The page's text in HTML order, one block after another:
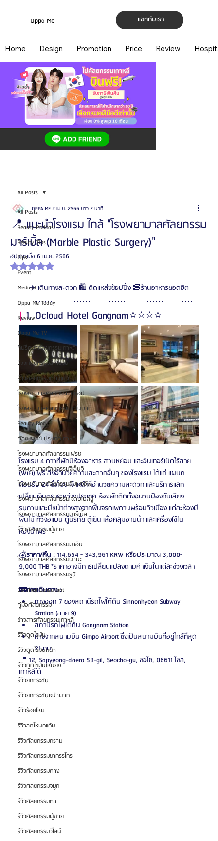
แชทกับเรา
Oppa Me
Home Design Promotion Price Review
All Posts
Beauty Podcast
Beauty Tips
Tips
Event
Medical
Oppa Me Today
Review
Oppa Me TV
ที่ปรึกษาศัลยกรรมเกาหลี
รีวิวศัลยกรรมฉีดไขมัน
รีวิวศัลยกรรมดูดไขมัน
โรงพยาบาลศัลยกรรมเอท็อป
โรงพยาบาลศัลยกรรมบาโนบากิ
Beauty Blog
ศัลยแพทย์ ประเทศเกาหลี
โรงพยาบาลศัลยกรรมเฟรช
โรงพยาบาลศัลยกรรมจีเอ็นจี
โรงพยาบาลศัลยกรรมอิมเมจอัพ
โรงพยาบาลศัลยกรรมเจดับเบิลยู
โรงพยาบาลศัลยกรรมมาร์เบิ้ล
รีวิวศัลยกรรมผู้ชาย
โรงพยาบาลศัลยกรรมมาอิน
โรงพยาบาลศัลยกรรมนานะ
โรงพยาบาลศัลยกรรมรูบี
Certified Consultant
คู่มือศัลยกรรม
ข่าวสารศัลยกรรมเกาหลี
รีวิวดูดไขมัน
รีวิวดูดไขมันหน้า
รีวิวดูดไขมันเหนียง
รีวิวยกกระชับ
รีวิวยกกระชับหน้าผาก
รีวิวร้อยไหม
รีวิวลดโหนกแก้ม
รีวิวศัลยกรรมกราม
รีวิวศัลยกรรมขากรรไกร
รีวิวศัลยกรรมคาง
รีวิวศัลยกรรมจมูก
รีวิวศัลยกรรมตา
รีวิวศัลยกรรมผู้ชาย
รีวิวศัลยกรรมวีไลน์
All Posts
📍 แนะนำโรงแรม ใกล้ "โรงพยาบาลศัลยกรรม
มาร์เบิ้ล (Marble Plastic Surgery)"
OPPA ME2 เม.ย. 2566ยาว 2 นาที
อัปเดตเมื่อ 6 เม.ย. 2566
ได้รับ NaN เต็ม 5 ดาว
✈️ เดินทางสะดวก 🛍️ ติดแหล่งช้อปปิ้ง 🥓ร้านอาหารยอดฮิต
| 1. Ocloud Hotel Gangnam⭐️⭐️⭐️⭐️
โรงแรม 4 ดาวที่พักมีห้องอาหาร สวนหย่อม และอินเทอร์เน็ตไร้สาย
(WiFi) ฟรี สิ่งอำนวยความสะดวกอื่นๆ ของโรงแรม ได้แก่ แผนก
ต้อนรับ 24 ชั่วโมง เจ้าหน้าที่อำนวยความสะดวก และบริการแลก
เปลี่ยนเงินตราระหว่างประเทศ ห้องพักติดตั้งฉนวนป้องกันเสียง
รบกวนและมีหน้าต่างสูงจากพื้นจรดเพดานพร้อมวิวเมือง แต่ละห้องมี
พื้นไม้ ทีวีจอแบน ตู้นิรภัย ตู้เย็น เสื้อคลุมอาบน้ำ และเครื่องใช้ใน
ห้องน้ำฟรี
💰ราคา/คืน : 114,654 - 343,961 KRW หรือประมาณ 3,000-
9,000 THB *ราคาอาจมีการเปลี่ยนแปลงตามค่าเงินในแต่ละช่วงเวลา
🚃การเดินทาง :
ทางออก 7 ของสถานีรถไฟใต้ดิน Sinnonhyeon Subway
Station (สาย 9)
สถานีรถไฟใต้ดิน Gangnam Station
ห่างจากสนามบิน Gimpo Airport ซึ่งเป็นสนามบินที่อยู่ใกล้ที่สุด
21 กม.
📍 12, Sapyeong-daero 58-gil, Seocho-gu, ซอโช, 06611 โซล,
เกาหลีใต้